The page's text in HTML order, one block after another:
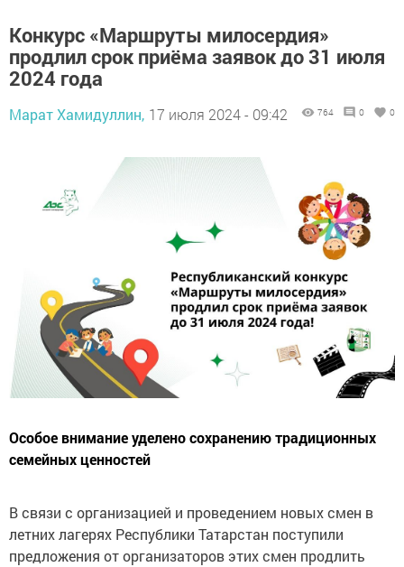
Конкурс «Маршруты милосердия»
продлил срок приёма заявок до 31 июля
2024 года
Марат Хамидуллин, 17 июля 2024 - 09:42 764 0 0
Особое внимание уделено сохранению традиционных
семейных ценностей
В связи с организацией и проведением новых смен в
летних лагерях Республики Татарстан поступили
предложения от организаторов этих смен продлить